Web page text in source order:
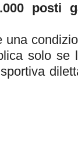
posti
solo se